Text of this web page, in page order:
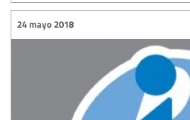
24 mayo 2018